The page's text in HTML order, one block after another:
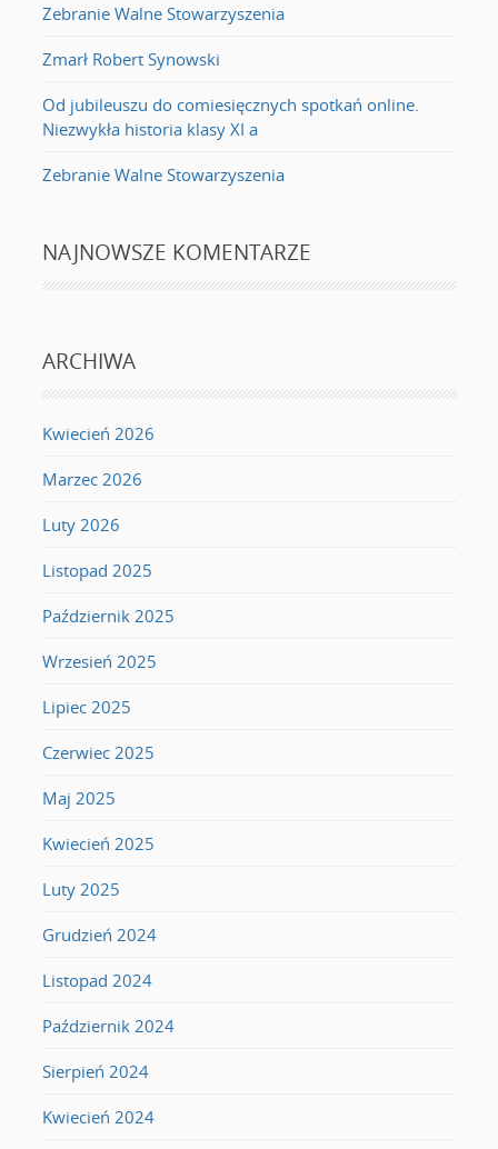
Zebranie Walne Stowarzyszenia
Zmarł Robert Synowski
Od jubileuszu do comiesięcznych spotkań online.
Niezwykła historia klasy XI a
Zebranie Walne Stowarzyszenia
NAJNOWSZE KOMENTARZE
ARCHIWA
Kwiecień 2026
Marzec 2026
Luty 2026
Listopad 2025
Październik 2025
Wrzesień 2025
Lipiec 2025
Czerwiec 2025
Maj 2025
Kwiecień 2025
Luty 2025
Grudzień 2024
Listopad 2024
Październik 2024
Sierpień 2024
Kwiecień 2024